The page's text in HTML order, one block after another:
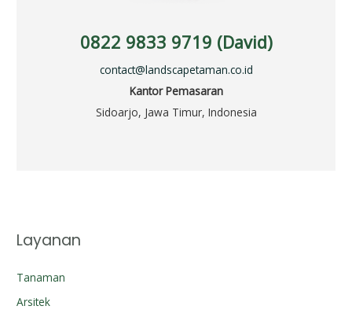
0822 9833 9719 (David)
contact@landscapetaman.co.id
Kantor Pemasaran
Sidoarjo, Jawa Timur, Indonesia
Layanan
Tanaman
Arsitek